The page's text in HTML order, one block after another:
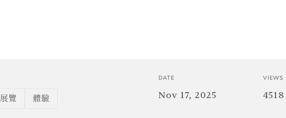
展覽 體驗
DATE
Nov 17, 2025
VIEWS
4518